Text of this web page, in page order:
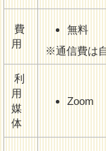
費
用
無料
※通信費は
利
用
媒
体
Zoom